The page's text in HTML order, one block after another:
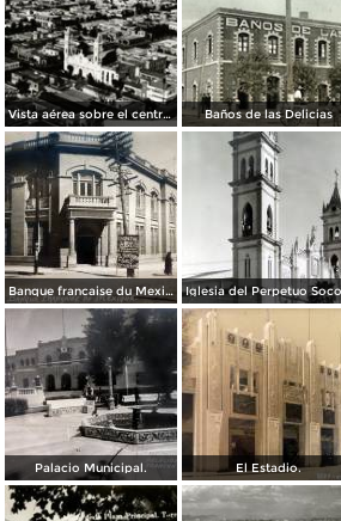
Vista aérea sobre el centro de Torreón Baños de las Delicias
Banque francaise du Mexique.
Palacio Municipal. El Estadio.